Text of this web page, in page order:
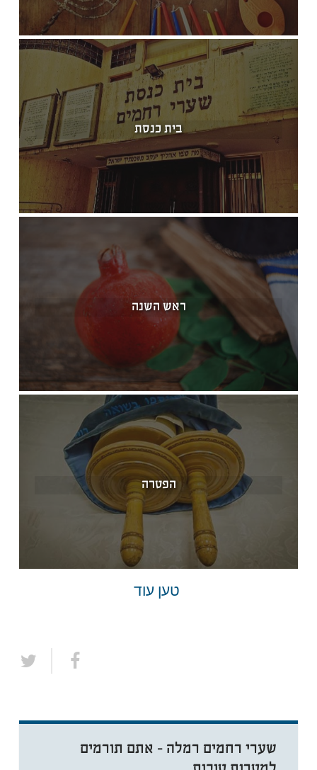
בית כנסת
ראש השנה
הפטרה
טען עוד
שערי רחמים רמלה - אתם תורמים